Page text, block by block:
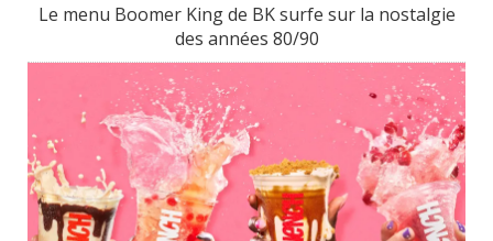
Le menu Boomer King de BK surfe sur la nostalgie
des années 80/90